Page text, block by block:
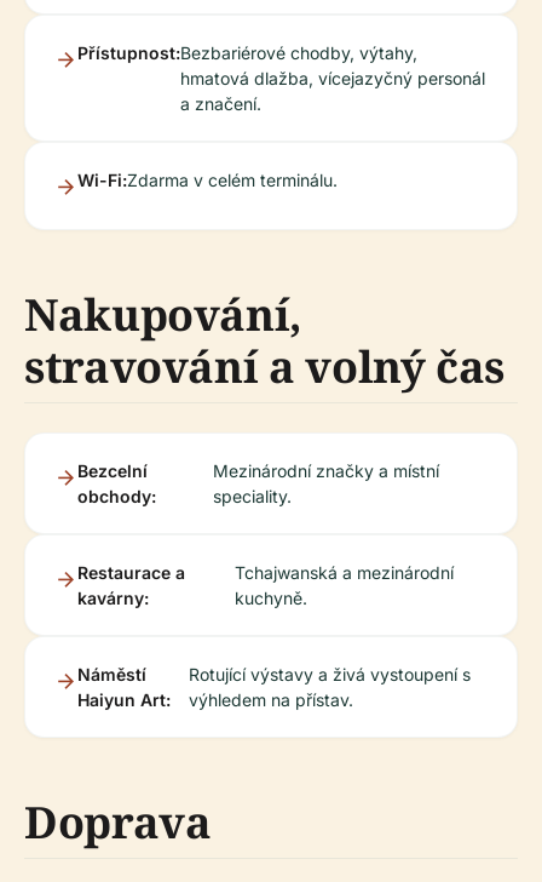
Přístupnost:Bezbariérové chodby, výtahy,
hmatová dlažba, vícejazyčný personál
a značení.
Wi-Fi:Zdarma v celém terminálu.
Nakupování,
stravování a volný čas
Bezcelní
obchody:
Mezinárodní značky a místní
speciality.
Restaurace a
kavárny:
Tchajwanská a mezinárodní
kuchyně.
Náměstí
Haiyun Art:
Rotující výstavy a živá vystoupení s
výhledem na přístav.
Doprava